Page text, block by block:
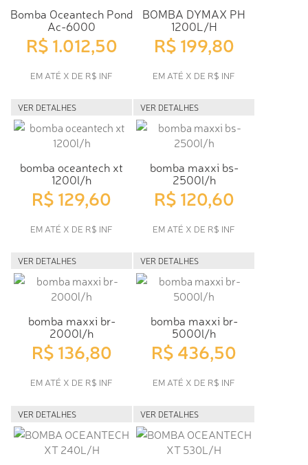
Bomba Oceantech Pond
Ac-6000
R$ 1.012,50
EM ATÉ X DE R$ INF
VER DETALHES
BOMBA DYMAX PH
1200L/H
R$ 199,80
EM ATÉ X DE R$ INF
VER DETALHES
bomba oceantech xt
1200l/h
R$ 129,60
EM ATÉ X DE R$ INF
VER DETALHES
bomba maxxi bs-
2500l/h
R$ 120,60
EM ATÉ X DE R$ INF
VER DETALHES
bomba maxxi br-
2000l/h
R$ 136,80
EM ATÉ X DE R$ INF
VER DETALHES
bomba maxxi br-
5000l/h
R$ 436,50
EM ATÉ X DE R$ INF
VER DETALHES